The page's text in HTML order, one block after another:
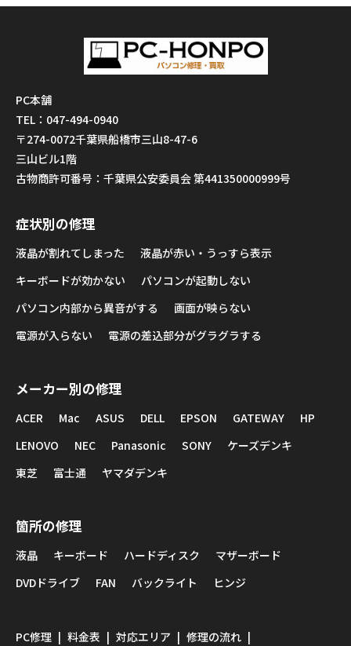
PC本舗
TEL：047-494-0940
〒274-0072千葉県船橋市三山8-47-6
三山ビル1階
古物商許可番号：千葉県公安委員会 第441350000999号
症状別の修理
液晶が割れてしまった
液晶が赤い・うっすら表示
キーボードが効かない
パソコンが起動しない
パソコン内部から異音がする
画面が映らない
電源が入らない
電源の差込部分がグラグラする
メーカー別の修理
ACER Mac ASUS DELL EPSON GATEWAY
HP
LENOVO
NEC Panasonic SONY
ケーズデンキ
東芝
富士通 ヤマダデンキ
箇所の修理
液晶 キーボード ハードディスク
マザーボード
DVDドライブ
FAN バックライト ヒンジ
PC修理 料金表 対応エリア 修理の流れ